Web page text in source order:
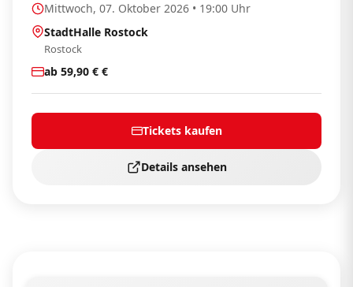
Mittwoch, 07. Oktober 2026 • 19:00 Uhr
StadtHalle Rostock
Rostock
ab 59,90 € €
Tickets kaufen
Details ansehen